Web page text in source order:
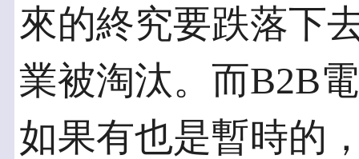
來的終究要跌落下
業被淘汰。而B2B
如果有也是暫時的